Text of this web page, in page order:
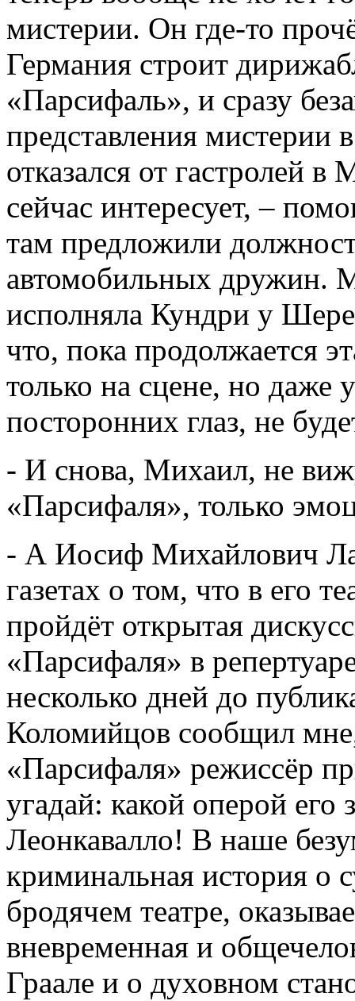
мистерии. Он где-то
Германия строит
«Парсифаль», и сразу
представления мистерии
отказался от гастролей
сейчас интересует, –
там предложили
автомобильных дружин.
исполняла Кундри у
что, пока продолжается
только на сцене, но даже
посторонних глаз, не
- И снова, Михаил, не
«Парсифаля», только
- А Иосиф Михайлович
газетах о том, что в его
пройдёт открытая
«Парсифаля» в
несколько дней до
Коломийцов сообщил
«Парсифаля» режиссёр
угадай: какой оперой
Леонкавалло! В наше
криминальная история о
бродячем театре,
вневременная и
Граале и о духовном